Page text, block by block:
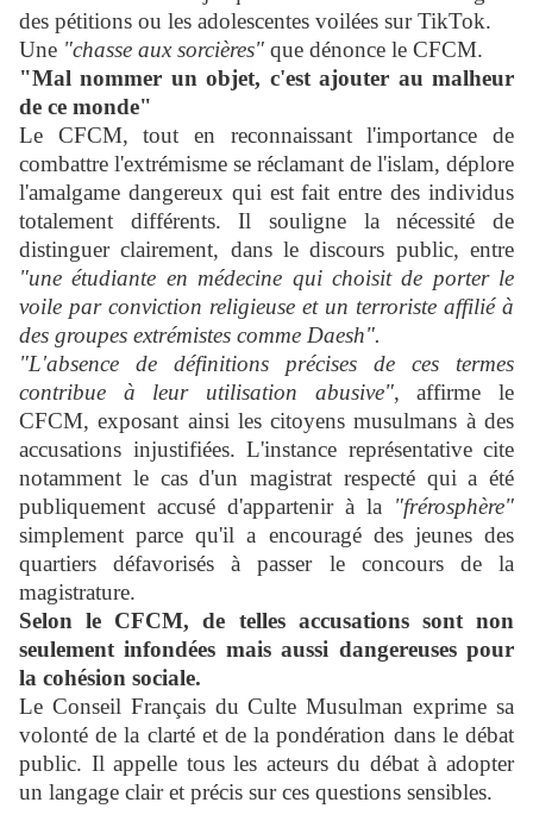
des pétitions ou les adolescentes voilées sur TikTok.
Une "chasse aux sorcières" que dénonce le CFCM.
"Mal nommer un objet, c'est ajouter au malheur
de ce monde"
Le CFCM, tout en reconnaissant l'importance de
combattre l'extrémisme se réclamant de l'islam, déplore
l'amalgame dangereux qui est fait entre des individus
totalement différents. Il souligne la nécessité de
distinguer clairement, dans le discours public, entre
"une étudiante en médecine qui choisit de porter le
voile par conviction religieuse et un terroriste affilié à
des groupes extrémistes comme Daesh".
"L'absence de définitions précises de ces termes
contribue à leur utilisation abusive", affirme le
CFCM, exposant ainsi les citoyens musulmans à des
accusations injustifiées. L'instance représentative cite
notamment le cas d'un magistrat respecté qui a été
publiquement accusé d'appartenir à la "frérosphère"
simplement parce qu'il a encouragé des jeunes des
quartiers défavorisés à passer le concours de la
magistrature.
Selon le CFCM, de telles accusations sont non
seulement infondées mais aussi dangereuses pour
la cohésion sociale.
Le Conseil Français du Culte Musulman exprime sa
volonté de la clarté et de la pondération dans le débat
public. Il appelle tous les acteurs du débat à adopter
un langage clair et précis sur ces questions sensibles.